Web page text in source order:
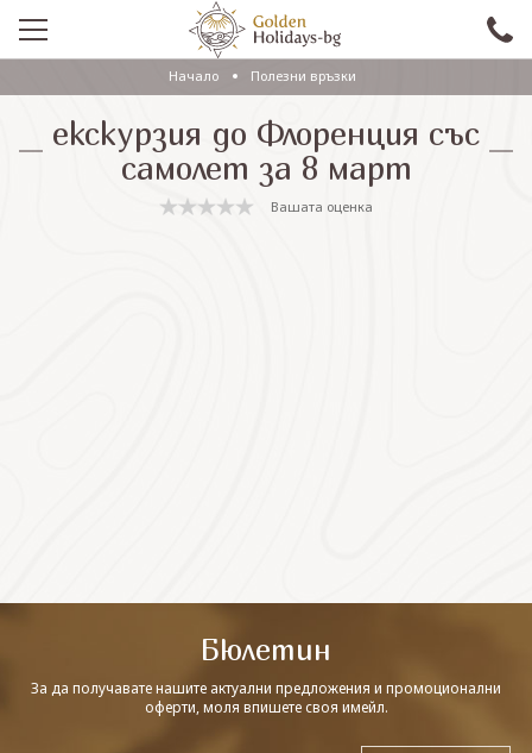
ПРОМО
EКСКУРЗИИ СЪС САМОЛЕТ
ЕКСКУРЗИИ С АВТОБУС
Начало Полезни връзки
екскурзия до Флоренция със
самолет за 8 март
Вашата оценка
Бюлетин
За да получавате нашите актуални предложения и промоционални
оферти, моля впишете своя имейл.